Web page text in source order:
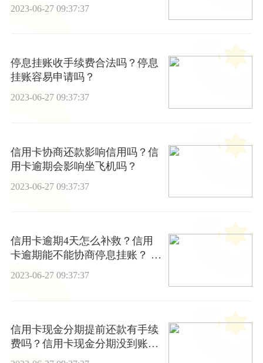
2023-06-27 09:37:37
停息挂账收手续费合法吗？停息
挂账容易申请吗？
2023-06-27 09:37:37
信用卡协商还款影响信用吗？信
用卡逾期会影响坐飞机吗？
2023-06-27 09:37:37
信用卡逾期4天怎么补救？信用
卡逾期能不能协商停息挂账？ 焦
点播报
2023-06-27 09:37:37
信用卡现金分期提前还款有手续
费吗？信用卡现金分期没到账怎
么回事？